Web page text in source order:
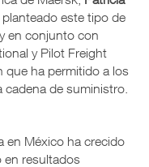
este tipo de
en conjunto con
y Pilot Freight
que ha permitido a los
de suministro.
en México ha crecido
en resultados